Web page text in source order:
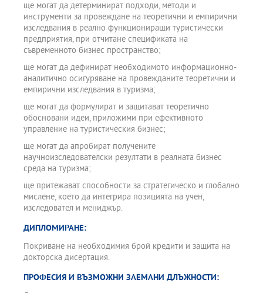
ще могат да детерминират подходи, методи и
инструменти за провеждане на теоретични и емпирични
изследвания в реално функциониращи туристически
предприятия, при отчитане спецификата на
съвременното бизнес пространство;
ще могат да дефинират необходимото информационно-
аналитично осигуряване на провежданите теоретични и
емпирични изследвания в туризма;
ще могат да формулират и защитават теоретично
обосновани идеи, приложими при ефективното
управление на туристическия бизнес;
ще могат да апробират получените
научноизследователски резултати в реалната бизнес
среда на туризма;
ще притежават способности за стратегическо и глобално
мислене, което да интегрира позицията на учен,
изследовател и мениджър.
ДИПЛОМИРАНЕ:
Покриване на необходимия брой кредити и защита на
докторска дисертация.
ПРОФЕСИЯ И ВЪЗМОЖНИ ЗАЕМАНИ ДЛЪЖНОСТИ: